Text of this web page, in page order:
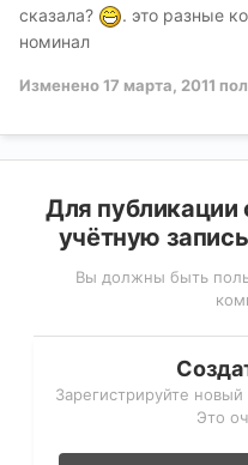
сказала?
. это разные
номинал
Изменено17 марта, 2011
Для публикации
учётную
Вы должны быть
Зарегистрируйте
Это